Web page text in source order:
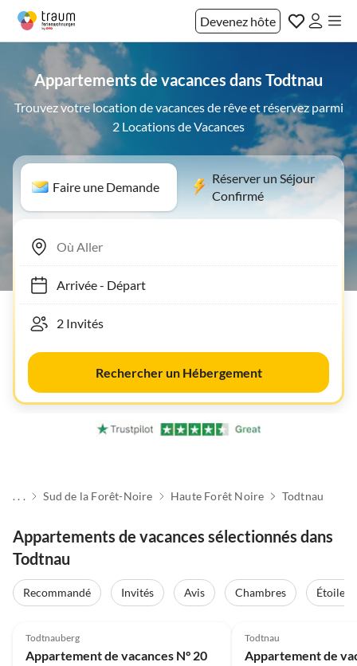
Devenez hôte
Appartements de vacances dans Todtnau
Trouvez votre location de vacances de rêve et réservez parmi
2 Locations de Vacances
Faire une Demande
Réserver un Séjour
Confirmé
Arrivée- Départ
Rechercher un Hébergement
. . . Sud de la Forêt-Noire Haute Forêt Noire Todtnau
Appartements de vacances sélectionnés dans
Todtnau
Recommandé Invités Avis Chambres Étoiles
Meilleure
Todtnauberg
Appartement de vacances N° 20
Todtnau
Appartement de